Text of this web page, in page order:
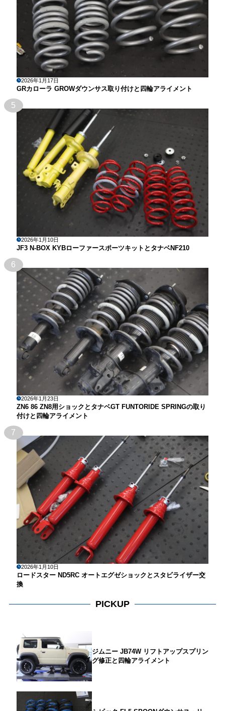
2026年1月17日
GRカローラ GROWダウンサス取り付けと四輪アライメント
5
2026年1月10日
JF3 N-BOX KYBローファースポーツキットとタナベNF210
6
2026年1月23日
ZN6 86 ZN8用ショックとタナベGT FUNTORIDE SPRINGの取り
付けと四輪アライメント
7
2026年1月10日
ロードスター ND5RC オートエグゼショックとスタビライザー交
換
PICKUP
ジムニー JB74W リフトアップスプリン
グ修正と四輪アライメント